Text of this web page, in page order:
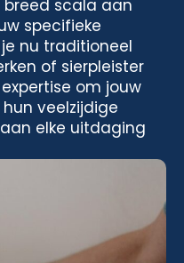
breed scala aan
specifieke
nu traditioneel
of sierpleister
om jouw
veelzijdige
elke uitdaging